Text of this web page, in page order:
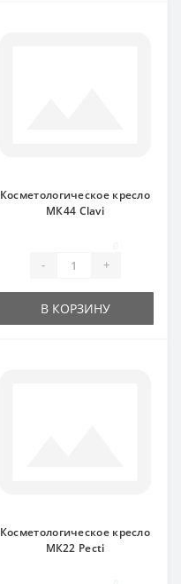
Косметологическое кресло
МК44 Clavi
- +
В КОРЗИНУ
Косметологическое кресло
МК22 Pecti